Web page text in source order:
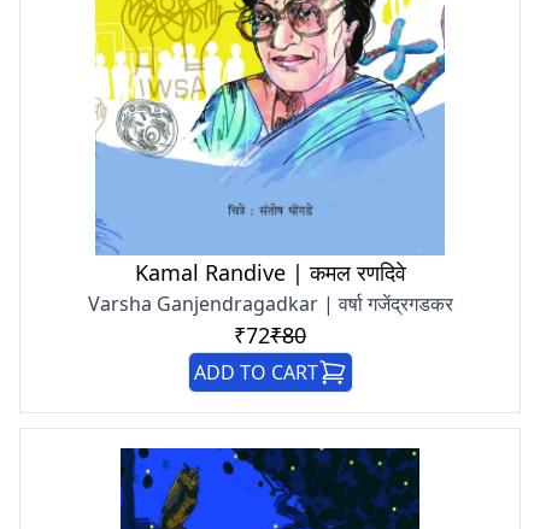
Kamal Randive | कमल रणदिवे
Varsha Ganjendragadkar | वर्षा गजेंद्रगडकर
₹72₹80
ADD TO CART